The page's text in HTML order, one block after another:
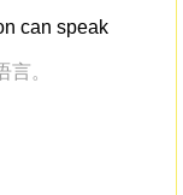
can speak
。